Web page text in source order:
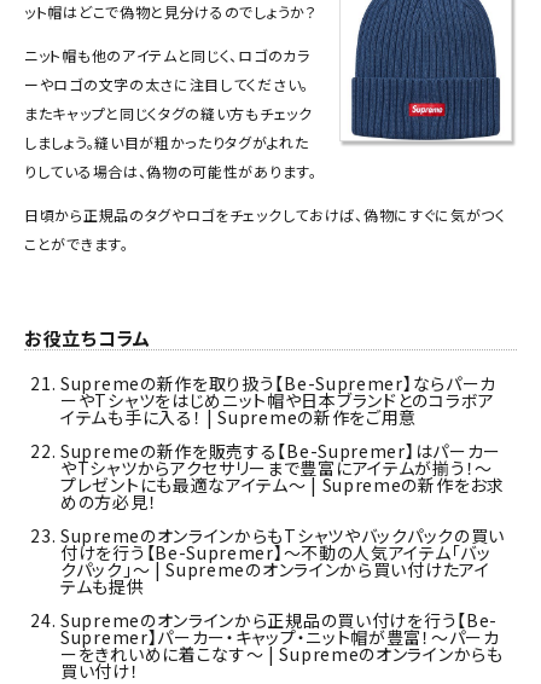
ット帽はどこで偽物と見分けるのでしょうか？
ニット帽も他のアイテムと同じく、ロゴのカラ
ーやロゴの文字の太さに注目してください。
またキャップと同じくタグの縫い方もチェック
しましょう。縫い目が粗かったりタグがよれた
りしている場合は、偽物の可能性があります。
日頃から正規品のタグやロゴをチェックしておけば、偽物にすぐに気がつく
ことができます。
お役立ちコラム
Supremeの新作を取り扱う【Be-Supremer】ならパーカ
ーやTシャツをはじめニット帽や日本ブランドとのコラボア
イテムも手に入る！ | Supremeの新作をご用意
Supremeの新作を販売する【Be-Supremer】はパーカー
やTシャツからアクセサリーまで豊富にアイテムが揃う！～
プレゼントにも最適なアイテム～ | Supremeの新作をお求
めの方必見！
SupremeのオンラインからもTシャツやバックパックの買い
付けを行う【Be-Supremer】～不動の人気アイテム「バッ
クパック」～ | Supremeのオンラインから買い付けたアイ
テムも提供
Supremeのオンラインから正規品の買い付けを行う【Be-
Supremer】パーカー・キャップ・ニット帽が豊富！～パーカ
ーをきれいめに着こなす～ | Supremeのオンラインからも
買い付け！